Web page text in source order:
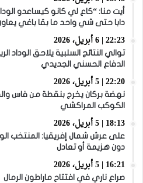
أيت منا: “كاع لي كانو كيساعدو
دابا حتى شي واحد ما بقا باغي
22:23 | 6 أبريل، 2026
توالي النتائج السلبية يلاحق الوداد
الدفاع الحسني الجديدي
22:20 | 5 أبريل، 2026
نهضة بركان يخرج بنقطة من فاس
الكوكب المراكشي
18:13 | 5 أبريل، 2026
دون هزيمة أو تعادل
16:21 | 5 أبريل، 2026
صراع ناري في افتتاح ماراطون الرمال